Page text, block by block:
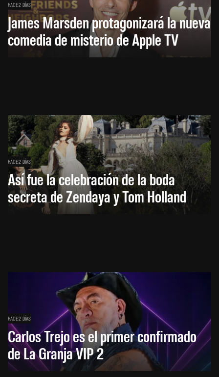
HACE 2 DÍAS
James Marsden protagonizará la nueva
comedia de misterio de Apple TV
HACE 2 DÍAS
Así fue la celebración de la boda
secreta de Zendaya y Tom Holland
HACE 2 DÍAS
Carlos Trejo es el primer confirmado
de La Granja VIP 2